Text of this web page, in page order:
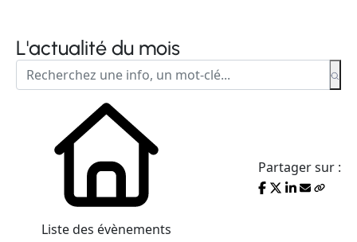
L'actualité du mois
Liste des évènements
Partager sur :